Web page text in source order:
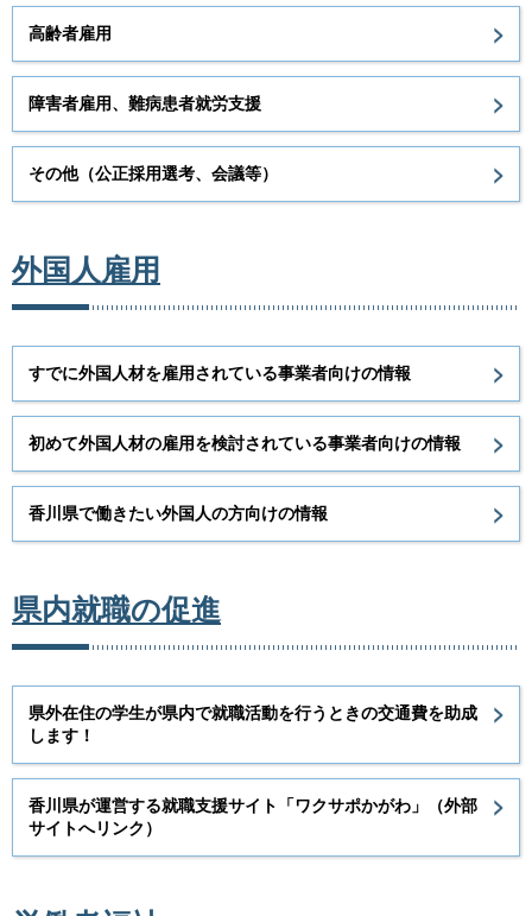
高齢者雇用
障害者雇用、難病患者就労支援
その他（公正採用選考、会議等）
外国人雇用
すでに外国人材を雇用されている事業者向けの情報
初めて外国人材の雇用を検討されている事業者向けの情報
香川県で働きたい外国人の方向けの情報
県内就職の促進
県外在住の学生が県内で就職活動を行うときの交通費を助成
します！
香川県が運営する就職支援サイト「ワクサポかがわ」（外部
サイトへリンク）